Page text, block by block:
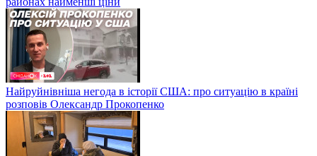
Найруйнівніша негода в історії США: про ситуацію в країні
розповів Олександр Прокопенко